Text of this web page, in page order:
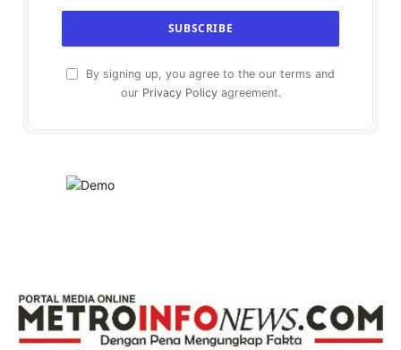
By signing up, you agree to the our terms and
our Privacy Policyagreement.